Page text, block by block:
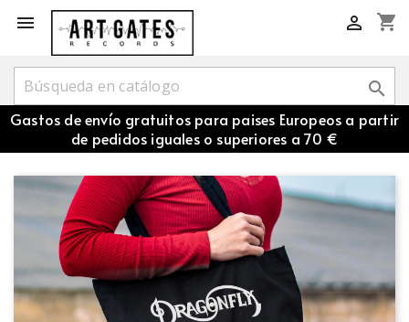
 shopping_cart


Gastos de envío gratuitos para paises Europeos a partir
de pedidos iguales o superiores a 70 €